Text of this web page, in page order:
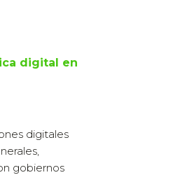
digital en
digitales
gobiernos